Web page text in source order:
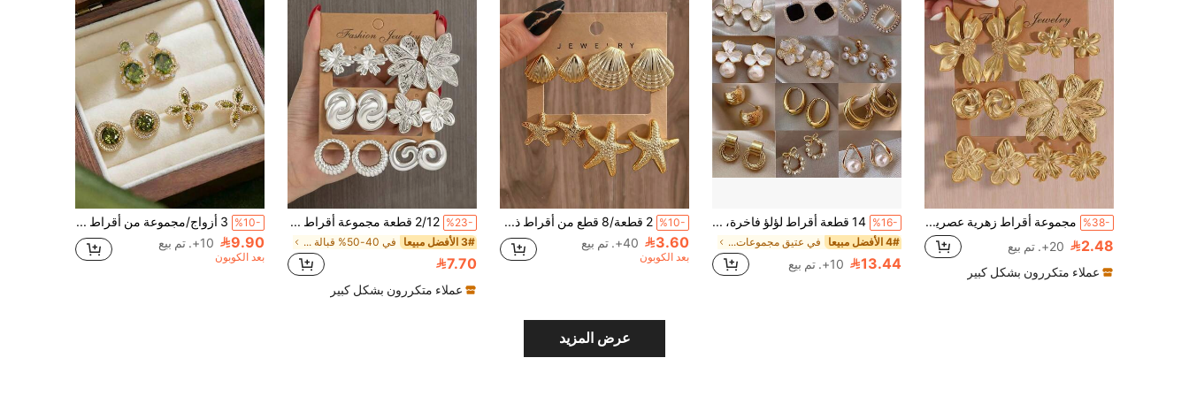
%38- مجموعة أقراط زهرية عصرية 2/12 قطعة، مناسبة للارتداء اليومي والسفر والعطلات
2.48 20+. تم بيع
عملاء متكررون بشكل كبير
%16- 14 قطعة أقراط لؤلؤ فاخرة، أقراط جديدة، تصميم فريد أنيق للنساء، هدية لها
4# الأفضل مبيعا في عتيق مجموعات أقراط نسائية
13.44 10+. تم بيع
%10- 2 قطعة/8 قطع من أقراط ذهبية بتصميم أصداف وأشكال نجوم البحر، مناسبة للشاطئ والسفر الصيفي والاستخدام اليومي
3.60 40+. تم بيع
بعد الكوبون
%23- 2/12 قطعة مجموعة أقراط زهرة فضية منقوشة، أقراط معدنية ملتوية بسيطة، أسلوب التنقل والمواعدة (مادة CCB خفيفة الوزن، غير قابلة للتلاشي)
3# الأفضل مبيعا في 40-50% قبالة أقراط نسائية
7.70
عملاء متكررون بشكل كبير
%10- 3 أزواج/مجموعة من أقراط الكريستال الفرنسية الفاخرة باللون الأخضر الزيتوني، مزينة بعناصر البرسيم رباعي الأوراق والفراشة، تصميم راقي وأنيق. هدية مثالية للفتيات والأقارب والأصدقاء. مناسبة لأعياد الميلاد وعيد الحب وتقديمها للأحباء.
9.90 10+. تم بيع
بعد الكوبون
عرض المزيد